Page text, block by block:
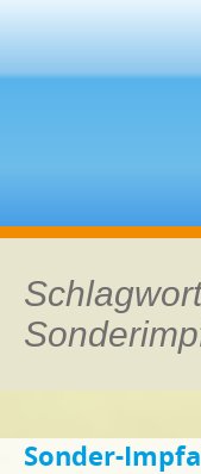
Sonder-